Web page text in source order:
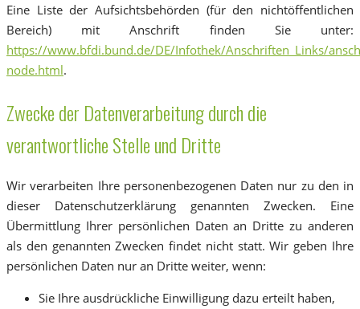
Eine Liste der Aufsichtsbehörden (für den nichtöffentlichen
Bereich) mit Anschrift finden Sie unter:
https://www.bfdi.bund.de/DE/Infothek/Anschriften_Links/
node.html.
Zwecke der Datenverarbeitung durch die
verantwortliche Stelle und Dritte
Wir verarbeiten Ihre personenbezogenen Daten nur zu den in
dieser Datenschutzerklärung genannten Zwecken. Eine
Übermittlung Ihrer persönlichen Daten an Dritte zu anderen
als den genannten Zwecken findet nicht statt. Wir geben Ihre
persönlichen Daten nur an Dritte weiter, wenn:
Sie Ihre ausdrückliche Einwilligung dazu erteilt haben,